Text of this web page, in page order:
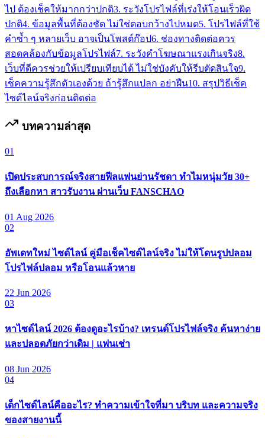
ไป ต้องเช็คให้มากกว่าปกติ3. ระวังโปรไฟล์ที่เร่งให้โอนเร็วผิด
ปกติ4. ข้อมูลพื้นที่ต้องชัด ไม่ใช่ตอบกว้างไปหมด5. โปรไฟล์ที่ใช้
คำซ้ำ ๆ หลายเว็บ อาจเป็นโพสต์ก๊อป6. ช่องทางติดต่อควร
สอดคล้องกับข้อมูลโปรไฟล์7. ระวังคำโฆษณาแรงเกินจริง8.
เว็บที่ดีควรช่วยให้เปรียบเทียบได้ ไม่ใช่บังคับให้รีบตัดสินใจ9.
เช็คความรู้สึกตัวเองด้วย ถ้ารู้สึกแปลก อย่าฝืน10. สรุปวิธีเช็ค
ไซด์ไลน์จริงก่อนติดต่อ
บทความล่าสุด
01
เปิดประสบการณ์จริงสายฟีลแฟนย่านรัชดา ทำไมหนุ่มวัย 30+
ถึงเลือกหา สาวรับงาน ผ่านเว็บ FANSCHAO
01 Aug 2026
02
อัพเดทใหม่ ไซด์ไลน์ คู่มือเช็คไซด์ไลน์จริง ไม่ให้โดนรูปปลอม
โปรไฟล์ปลอม หรือโอนแล้วหาย
22 Jun 2026
03
หาไซด์ไลน์ 2026 ต้องดูอะไรบ้าง? เทรนด์โปรไฟล์จริง ค้นหาง่าย
และปลอดภัยกว่าเดิม | แฟนเช่า
08 Jun 2026
04
เด็กไซด์ไลน์คืออะไร? ทำความเข้าใจที่มา บริบท และความจริง
ของสายงานนี้